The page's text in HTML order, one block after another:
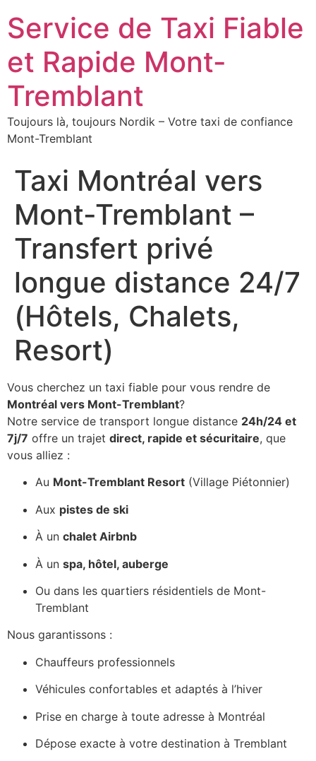
Service de Taxi Fiable
et Rapide Mont-
Tremblant
Toujours là, toujours Nordik – Votre taxi de confiance
Mont-Tremblant
Taxi Montréal vers
Mont-Tremblant –
Transfert privé
longue distance 24/7
(Hôtels, Chalets,
Resort)
Vous cherchez un taxi fiable pour vous rendre de
Montréal vers Mont-Tremblant?
Notre service de transport longue distance 24h/24 et
7j/7 offre un trajet direct, rapide et sécuritaire, que
vous alliez :
Au Mont-Tremblant Resort (Village Piétonnier)
Aux pistes de ski
À un chalet Airbnb
À un spa, hôtel, auberge
Ou dans les quartiers résidentiels de Mont-
Tremblant
Nous garantissons :
Chauffeurs professionnels
Véhicules confortables et adaptés à l’hiver
Prise en charge à toute adresse à Montréal
Dépose exacte à votre destination à Tremblant